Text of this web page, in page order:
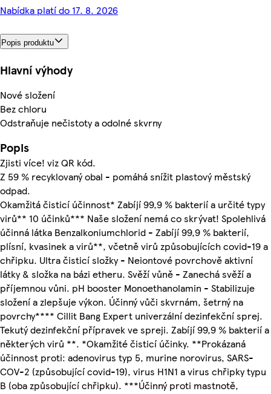
Nabídka platí do 17. 8. 2026
Popis produktu
Hlavní výhody
Nové složení
Bez chloru
Odstraňuje nečistoty a odolné skvrny
Popis
Zjisti více! viz QR kód.
Z 59 % recyklovaný obal - pomáhá snížit plastový městský
odpad.
Okamžitá čisticí účinnost* Zabíjí 99,9 % bakterií a určité typy
virů** 10 účinků*** Naše složení nemá co skrývat! Spolehlivá
účinná látka Benzalkoniumchlorid - Zabíjí 99,9 % bakterií,
plísní, kvasinek a virů**, včetně virů způsobujících covid-19 a
chřipku. Ultra čisticí složky - Neiontové povrchově aktivní
látky & složka na bázi etheru. Svěží vůně - Zanechá svěží a
příjemnou vůni. pH booster Monoethanolamin - Stabilizuje
složení a zlepšuje výkon. Účinný vůči skvrnám, šetrný na
povrchy**** Cillit Bang Expert univerzální dezinfekční sprej.
Tekutý dezinfekční přípravek ve spreji. Zabíjí 99,9 % bakterií a
některých virů **. *Okamžité čisticí účinky. **Prokázaná
účinnost proti: adenovirus typ 5, murine norovirus, SARS-
COV-2 (způsobující covid-19), virus H1N1 a virus chřipky typu
B (oba způsobující chřipku). ***Účinný proti mastnotě,